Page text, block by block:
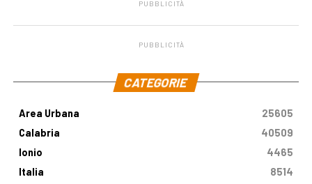
PUBBLICITÀ
PUBBLICITÀ
CATEGORIE
Area Urbana
25605
Calabria
40509
Ionio
4465
Italia
8514